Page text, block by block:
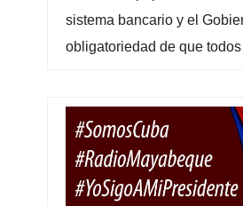
sistema bancario y el
obligatoriedad de que